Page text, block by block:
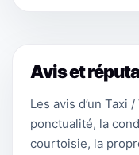
Avis et
Les avis d’un Taxi
ponctualité, la
courtoisie, la